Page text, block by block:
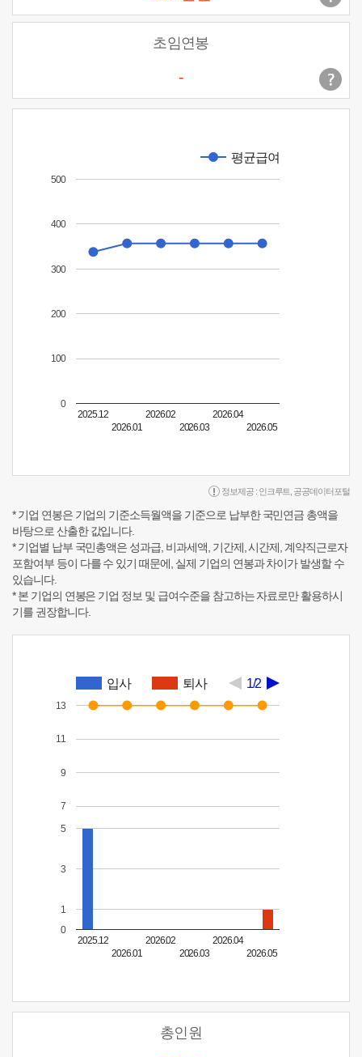
초임연봉
-
평균급여
2025.12
2026.01
2026.02
2026.03
2026.04
2026.05
0
100
200
300
400
500
정보제공 : 인크루트 공공데이터포털
* 기업 연봉은 기업의 기준소득월액을 기준으로 납부한 국민연금 총액을
바탕으로 산출한 값입니다.
* 기업별 납부 국민총액은 성과급, 비과세액, 기간제, 시간제, 계약직근로자
포함여부 등이 다를 수 있기 때문에, 실제 기업의 연봉과 차이가 발생할 수
있습니다.
* 본 기업의 연봉은 기업 정보 및 급여수준을 참고하는 자료로만 활용하시
기를 권장합니다.
입사 퇴사 1/2
2025.12
2026.01
2026.02
2026.03
2026.04
2026.05
0
1
3
5
7
9
11
13
총인원